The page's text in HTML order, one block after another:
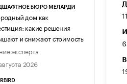
БЮРО МЕЛАРДИ
дом как
какие решения
и снижают стоимость
эксперта
2026